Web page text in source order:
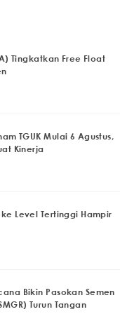
Tingkatkan Free Float
TGUK Mulai 6 Agustus,
Kinerja
Level Tertinggi Hampir
Bikin Pasokan Semen
Turun Tangan